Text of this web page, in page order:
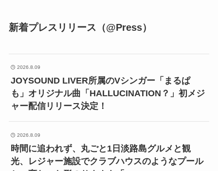
新着プレスリリース（@Press）
2026.8.09
JOYSOUND LIVER所属のVシンガー「まるぱ
も」オリジナル曲「HALLUCINATION？」初メジ
ャー配信リリース決定！
2026.8.09
時間に追われず、丸ごと1日淡路島グルメと観
光、レジャー施設でクラブハウスのようなプール